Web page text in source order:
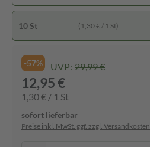
10 St (1,30 € / 1 St)
-57% UVP: 29,99 €
12,95 €
1,30 € / 1 St
sofort lieferbar
Preise inkl. MwSt. ggf. zzgl. Versandkosten